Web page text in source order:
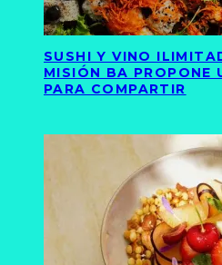
SUSHI Y VINO
MISIÓN BA PROPONE
PARA COMPARTIR